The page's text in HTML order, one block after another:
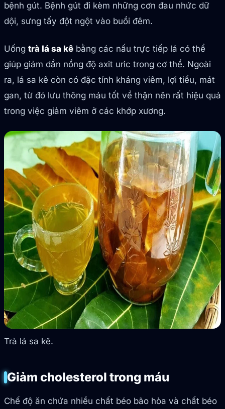
bệnh gút. Bệnh gút đi kèm những cơn đau nhức dữ
dội, sưng tấy đột ngột vào buổi đêm.
Uống trà lá sa kê bằng các nấu trực tiếp lá có thể
giúp giảm dần nồng độ axit uric trong cơ thể. Ngoài
ra, lá sa kê còn có đặc tính kháng viêm, lợi tiểu, mát
gan, từ đó lưu thông máu tốt về thận nên rất hiệu quả
trong việc giảm viêm ở các khớp xương.
Trà lá sa kê.
Giảm cholesterol trong máu
Chế độ ăn chứa nhiều chất béo bão hòa và chất béo